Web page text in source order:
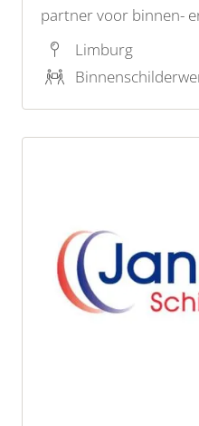
partner voor binnen-
Brunssum. Bel nu
kwalitatief resultaat!
Limburg